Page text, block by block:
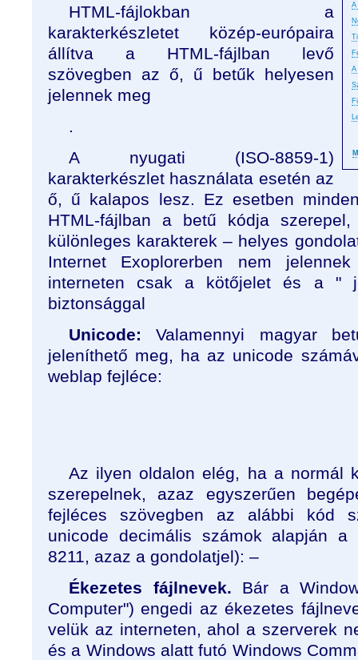
A
A
HTML-fájlokban a
karakterkészletet közép-európaira
állítva a HTML-fájlban levő
szövegben az ő, ű betűk helyesen
jelennek meg
.
A nyugati (ISO-8859-1)
karakterkészlet használata esetén az
ő, ű kalapos lesz. Ez esetben
HTML-fájlban a betű kódja
különleges karakterek – helyes
Internet Exoplorerben nem
interneten csak a kötőjelet és a "
biztonsággal
Unicode:Valamennyi
magyar
jeleníthető meg, ha az unicode
weblap fejléce:
Az ilyen oldalon elég, ha a normál
szerepelnek, azaz egyszerűen
fejléces szövegben az alábbi kód
unicode decimális számok alapján
8211, azaz a gondolatjel): –
Ékezetes fájlnevek. Bár a
Computer") engedi az ékezetes
velük az interneten, ahol a szerverek
és a Windows alatt futó Windows